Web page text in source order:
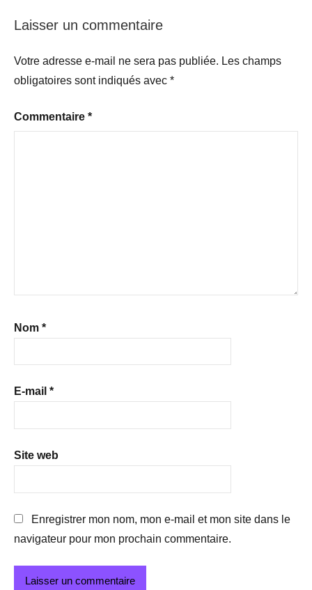
Laisser un commentaire
Votre adresse e-mail ne sera pas publiée. Les champs
obligatoires sont indiqués avec *
Commentaire *
Nom *
E-mail *
Site web
Enregistrer mon nom, mon e-mail et mon site dans le
navigateur pour mon prochain commentaire.